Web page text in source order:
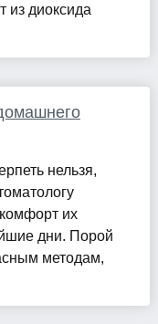
из диоксида
нельзя,
их
дни. Порой
методам,